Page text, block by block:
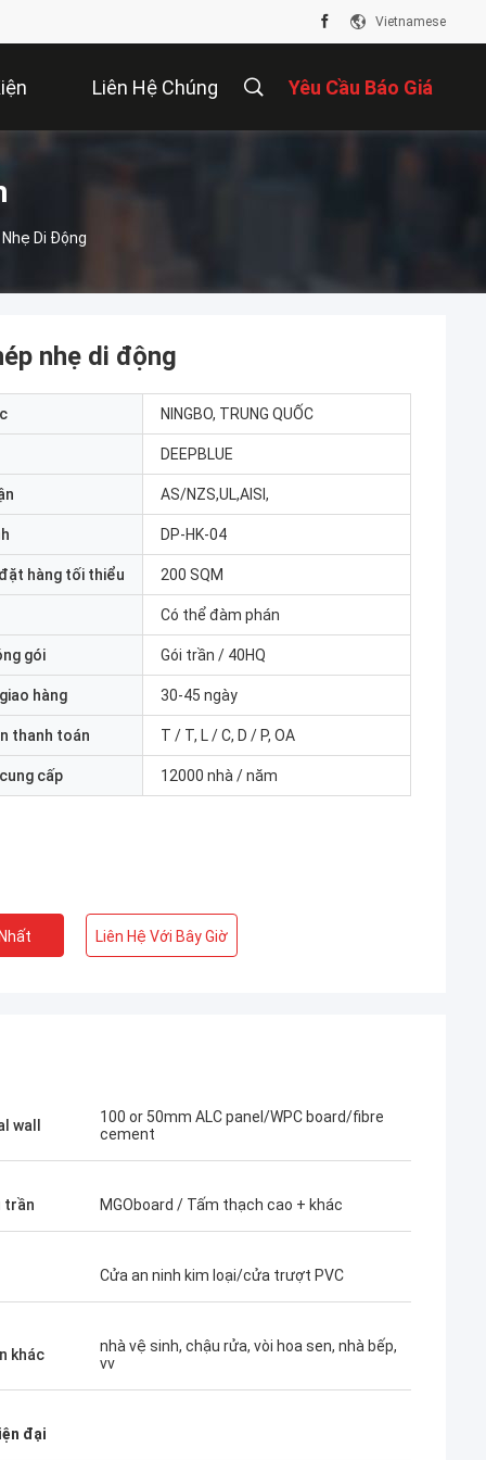
Vietnamese
Liên Hệ Chúng Yêu Cầu Báo Giá
Di Động
tin tưởng họ.
Bob
Thật là một đội tuyệt vời, tôi rất vui khi
nhẹ di động
NINGBO, TRUNG QUỐC
DEEPBLUE
AS/NZS,UL,AISI,
DP-HK-04
hàng tối thiểu 200 SQM
Có thể đàm phán
gói Gói trần / 40HQ
hàng 30-45 ngày
thanh toán T / T, L / C, D / P, OA
cấp 12000 nhà / năm
Liên Hệ Với Bây Giờ
wall
100 or 50mm ALC panel/WPC board/fibre
cement
trần MGOboard / Tấm thạch cao + khác
Cửa an ninh kim loại/cửa trượt PVC
khác
nhà vệ sinh, chậu rửa, vòi hoa sen, nhà bếp,
vv
đại